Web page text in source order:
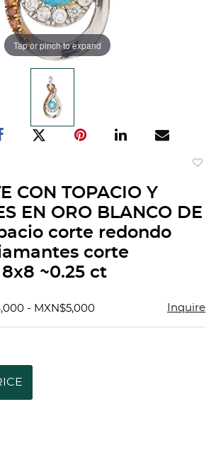
Tap or pinch to expand
CON TOPACIO Y
EN ORO BLANCO DE
corte redondo
corte
~0.25 ct
- MXN$5,000 Inquire